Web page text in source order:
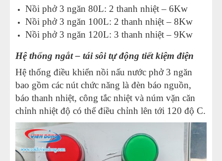
Nồi phở 3 ngăn 80L: 2 thanh nhiệt – 6Kw
Nồi phở 3 ngăn 100L: 2 thanh nhiệt – 8Kw
Nồi phở 3 ngăn 120L: 3 thanh nhiệt – 9Kw
Hệ thống ngắt – tái sôi tự động tiết kiệm điện
Hệ thống điều khiển nồi nấu nước phở 3 ngăn
bao gồm các nút chức năng là đèn báo nguồn,
báo thanh nhiệt, công tắc nhiệt và núm vặn căn
chỉnh nhiệt độ có thể điều chỉnh lên tới 120 độ C.